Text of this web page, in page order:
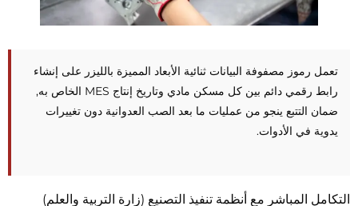
تعمل رموز مصفوفة البيانات ثنائية الأبعاد المميزة بالليزر على إنشاء
رابط رقمي دائم بين كل مسكن مادي وتاريخ إنتاج MES الخاص به,
ضمان التتبع ينجو من عمليات ما بعد الصب العدوانية دون تغييرات
يدوية في الأدوات.
المباشر مع أنظمة تنفيذ التصنيع (زارة التربية والعلم)